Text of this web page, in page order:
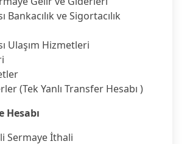
Bankacılık ve Sigortacılık
Ulaşım Hizmetleri
(Tek Yanlı Transfer Hesabı )
Hesabı
Sermaye İthali